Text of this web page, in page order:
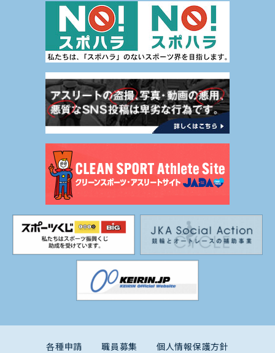
各種申請 職員募集 個人情報保護方針